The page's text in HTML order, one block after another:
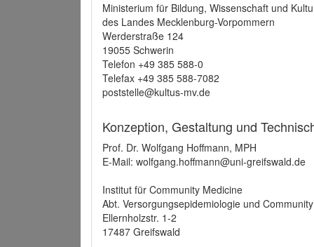
Ministerium für Bildung, Wissenschaft und
des Landes Mecklenburg-Vorpommern
Werderstraße 124
19055 Schwerin
Telefon +49 385 588-0
Telefax +49 385 588-7082
poststelle@kultus-mv.de
Konzeption, Gestaltung und
Prof. Dr. Wolfgang Hoffmann, MPH
E-Mail: wolfgang.hoffmann@uni-greifswald.de
Institut für Community Medicine
Abt. Versorgungsepidemiologie und
Ellernholzstr. 1-2
17487 Greifswald